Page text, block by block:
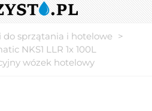
do sprzątania i hotelowe >
NKS1 LLR 1x 100L
wózek hotelowy